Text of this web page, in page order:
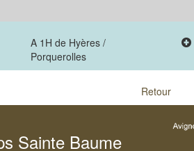
A 1H de Hyères /
Porquerolles
Retour
Sainte Baume